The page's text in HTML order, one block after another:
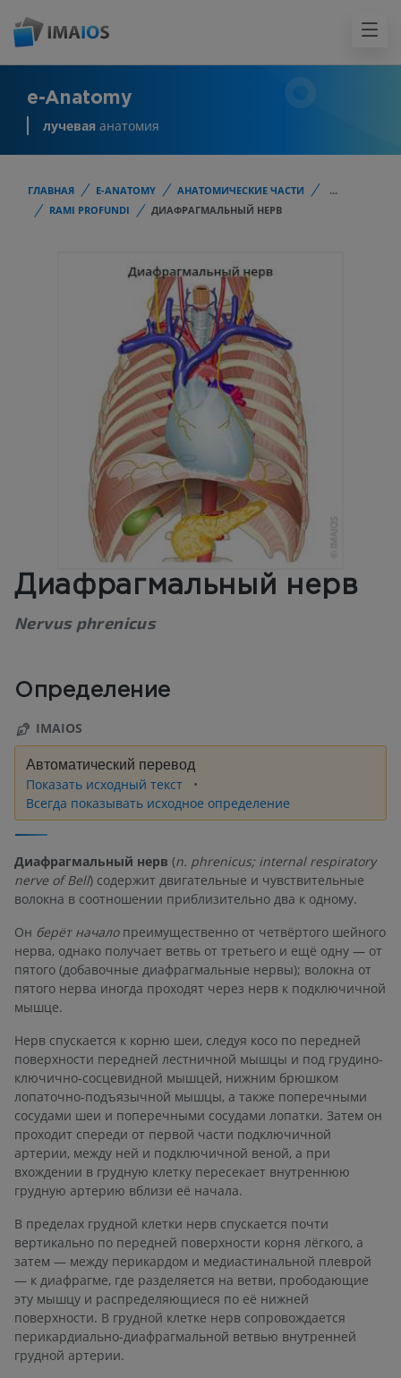
e-Anatomy
лучевая анатомия
ГЛАВНАЯ E-ANATOMY АНАТОМИЧЕСКИЕ ЧАСТИ
...
RAMI PROFUNDI
ДИАФРАГМАЛЬНЫЙ НЕРВ
Диафрагмальный нерв
Nervus phrenicus
Определение
IMAIOS
Автоматический перевод
Показать исходный текст
Всегда показывать исходное определение
Диафрагмальный нерв (n. phrenicus; internal respiratory
nerve of Bell) содержит двигательные и чувствительные
волокна в соотношении приблизительно два к одному.
Он берёт началопреимущественно от четвёртого шейного
нерва, однако получает ветвь от третьего и ещё одну — от
пятого (добавочные диафрагмальные нервы); волокна от
пятого нерва иногда проходят через нерв к подключичной
мышце.
Нерв спускается к корню шеи, следуя косо по передней
поверхности передней лестничной мышцы и под грудино-
ключично-сосцевидной мышцей, нижним брюшком
лопаточно-подъязычной мышцы, а также поперечными
сосудами шеи и поперечными сосудами лопатки. Затем он
проходит спереди от первой части подключичной
артерии, между ней и подключичной веной, а при
вхождении в грудную клетку пересекает внутреннюю
грудную артерию вблизи её начала.
В пределах грудной клетки нерв спускается почти
вертикально по передней поверхности корня лёгкого, а
затем — между перикардом и медиастинальной плеврой
— к диафрагме, где разделяется на ветви, прободающие
эту мышцу и распределяющиеся по её нижней
поверхности. В грудной клетке нерв сопровождается
перикардиально-диафрагмальной ветвью внутренней
грудной артерии.